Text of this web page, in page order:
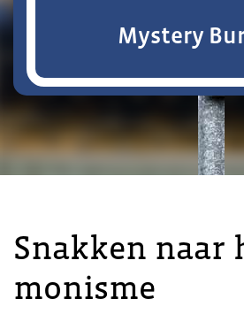
Mystery
Snakken naar
monisme